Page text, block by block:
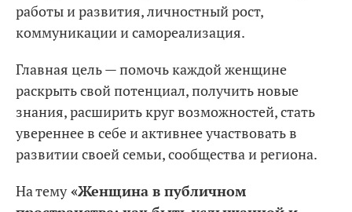
работы и развития, личностный рост,
коммуникации и самореализация.
Главная цель — помочь каждой женщине
раскрыть свой потенциал, получить новые
знания, расширить круг возможностей, стать
увереннее в себе и активнее участвовать в
развитии своей семьи, сообщества и региона.
На тему«Женщина в публичном